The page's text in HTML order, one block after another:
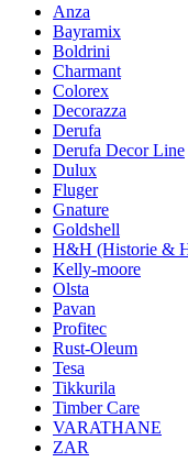
Anza
Bayramix
Boldrini
Charmant
Colorex
Decorazza
Derufa
Derufa Decor Line
Dulux
Fluger
Gnature
Goldshell
H&H (Historie &
Kelly-moore
Olsta
Pavan
Profitec
Rust-Oleum
Tesa
Tikkurila
Timber Care
VARATHANE
ZAR